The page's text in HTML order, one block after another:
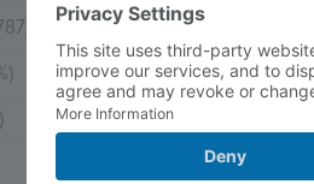
7)